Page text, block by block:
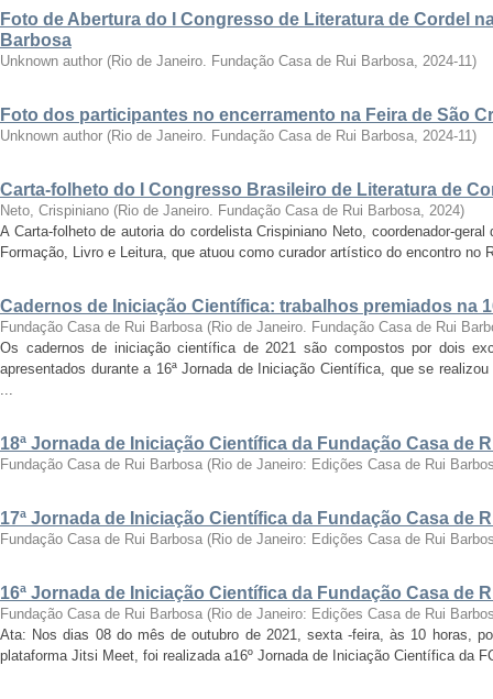
Foto de Abertura do I Congresso de Literatura de Cordel
Barbosa
Unknown author (Rio de Janeiro. Fundação Casa de Rui Barbosa, 2024-11)
Foto dos participantes no encerramento na Feira de São
Unknown author (Rio de Janeiro. Fundação Casa de Rui Barbosa, 2024-11)
Carta-folheto do I Congresso Brasileiro de Literatura de
Neto, Crispiniano (Rio de Janeiro. Fundação Casa de Rui Barbosa, 2024)
A Carta-folheto de autoria do cordelista Crispiniano Neto, coordenador-
Formação, Livro e Leitura, que atuou como curador artístico do encontro no
Cadernos de Iniciação Científica: trabalhos premiados na
Fundação Casa de Rui Barbosa (Rio de Janeiro. Fundação Casa de Rui
Os cadernos de iniciação científica de 2021 são compostos por dois
apresentados durante a 16ª Jornada de Iniciação Científica, que se
...
18ª Jornada de Iniciação Científica da Fundação Casa de
Fundação Casa de Rui Barbosa (Rio de Janeiro: Edições Casa de Rui
17ª Jornada de Iniciação Científica da Fundação Casa de
Fundação Casa de Rui Barbosa (Rio de Janeiro: Edições Casa de Rui
16ª Jornada de Iniciação Científica da Fundação Casa de
Fundação Casa de Rui Barbosa (Rio de Janeiro: Edições Casa de Rui
Ata: Nos dias 08 do mês de outubro de 2021, sexta -feira, às 10 horas,
plataforma Jitsi Meet, foi realizada a16º Jornada de Iniciação Científica da